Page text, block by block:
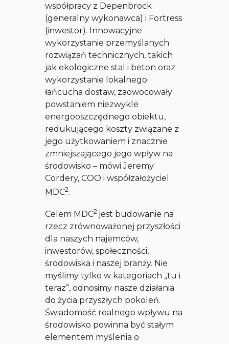
współpracy z Depenbrock
(generalny wykonawca) i Fortress
(inwestor). Innowacyjne
wykorzystanie przemyślanych
rozwiązań technicznych, takich
jak ekologiczne stal i beton oraz
wykorzystanie lokalnego
łańcucha dostaw, zaowocowały
powstaniem niezwykle
energooszczędnego obiektu,
redukującego koszty związane z
jego użytkowaniem i znacznie
zmniejszającego jego wpływ na
środowisko – mówi Jeremy
Cordery, COO i współzałożyciel
MDC2.
Celem MDC2 jest budowanie na
rzecz zrównoważonej przyszłości
dla naszych najemców,
inwestorów, społeczności,
środowiska i naszej branży. Nie
myślimy tylko w kategoriach „tu i
teraz”, odnosimy nasze działania
do życia przyszłych pokoleń.
Świadomość realnego wpływu na
środowisko powinna być stałym
elementem myślenia o